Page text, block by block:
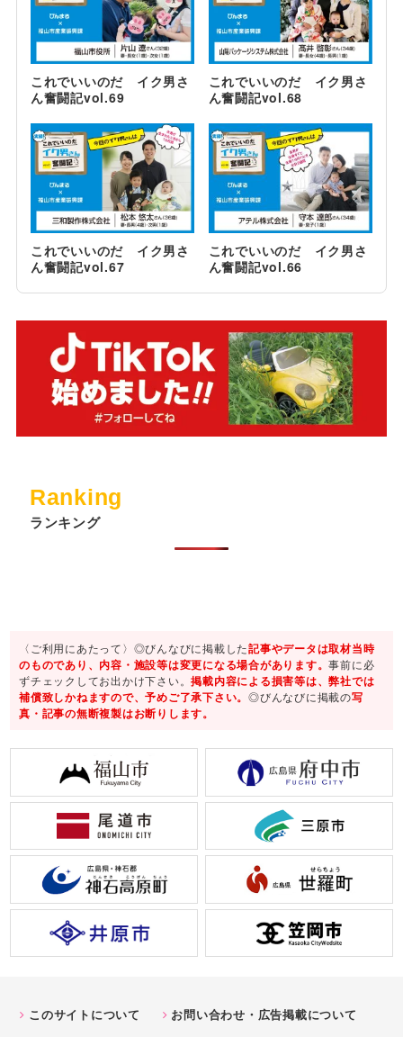
これでいいのだ イク男さ
ん奮闘記vol.69
これでいいのだ イク男さ
ん奮闘記vol.68
これでいいのだ イク男さ
ん奮闘記vol.67
これでいいのだ イク男さ
ん奮闘記vol.66
Ranking
ランキング
〈ご利用にあたって〉◎びんなびに掲載した記事やデータは取材当時
のものであり、内容・施設等は変更になる場合があります。事前に必
ずチェックしてお出かけ下さい。掲載内容による損害等は、弊社では
補償致しかねますので、予めご了承下さい。◎びんなびに掲載の写
真・記事の無断複製はお断りします。
このサイトについて
お問い合わせ・広告掲載について